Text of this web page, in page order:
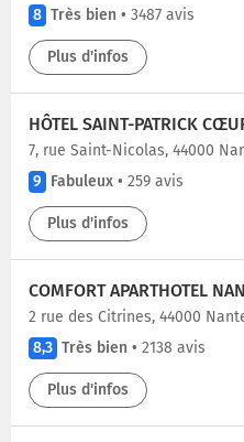
8 Très bien • 3487 avis
Plus d'infos
HÔTEL SAINT-PATRICK
7, rue Saint-Nicolas, 44000
9 Fabuleux • 259 avis
Plus d'infos
2 rue des Citrines, 44000
8,3 Très bien • 2138 avis
Plus d'infos